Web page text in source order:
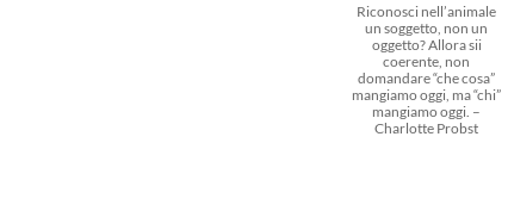
Riconosci nell’animale
un soggetto, non un
oggetto? Allora sii
coerente, non
domandare “che cosa”
mangiamo oggi, ma “chi”
mangiamo oggi. –
Charlotte Probst